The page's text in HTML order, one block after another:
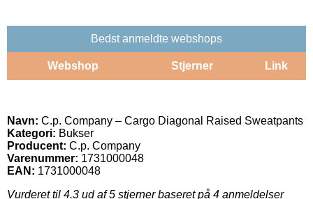
Bedst anmeldte webshops
Webshop Stjerner Link
Navn: C.p. Company – Cargo Diagonal Raised Sweatpants
Kategori: Bukser
Producent: C.p. Company
Varenummer: 1731000048
EAN: 1731000048
Vurderet til 4.3 ud af 5 stjerner baseret på 4 anmeldelser